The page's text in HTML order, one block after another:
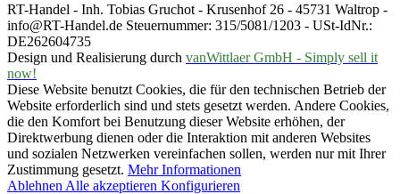
RT-Handel - Inh. Tobias Gruchot - Krusenhof 26 - 45731 Waltrop -
info@RT-Handel.de Steuernummer: 315/5081/1203 - USt-IdNr.:
DE262604735
Design und Realisierung durch vanWittlaer GmbH - Simply sell it
now!
Diese Website benutzt Cookies, die für den technischen Betrieb der
Website erforderlich sind und stets gesetzt werden. Andere Cookies,
die den Komfort bei Benutzung dieser Website erhöhen, der
Direktwerbung dienen oder die Interaktion mit anderen Websites
und sozialen Netzwerken vereinfachen sollen, werden nur mit Ihrer
Zustimmung gesetzt. Mehr Informationen
Ablehnen Alle akzeptieren Konfigurieren